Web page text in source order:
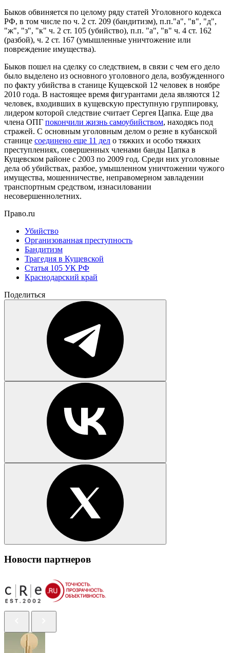
Быков обвиняется по целому ряду статей Уголовного кодекса
РФ, в том числе по ч. 2 ст. 209 (бандитизм), п.п."а", "в", "д",
"ж", "з", "к" ч. 2 ст. 105 (убийство), п.п. "а", "в" ч. 4 ст. 162
(разбой), ч. 2 ст. 167 (умышленные уничтожение или
повреждение имущества).
Быков пошел на сделку со следствием, в связи с чем его дело
было выделено из основного уголовного дела, возбужденного
по факту убийства в станице Кущевской 12 человек в ноябре
2010 года. В настоящее время фигурантами дела являются 12
человек, входивших в кущевскую преступную группировку,
лидером которой следствие считает Сергея Цапка. Еще два
члена ОПГ покончили жизнь самоубийством, находясь под
стражей. С основным уголовным делом о резне в кубанской
станице соединено еще 11 дел о тяжких и особо тяжких
преступлениях, совершенных членами банды Цапка в
Кущевском районе с 2003 по 2009 год. Среди них уголовные
дела об убийствах, разбое, умышленном уничтожении чужого
имущества, мошенничестве, неправомерном завладении
транспортным средством, изнасиловании
несовершеннолетних.
Право.ru
Убийство
Организованная преступность
Бандитизм
Трагедия в Кущевской
Статья 105 УК РФ
Краснодарский край
Поделиться
Новости партнеров